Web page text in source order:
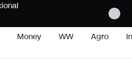
Money WW Agro